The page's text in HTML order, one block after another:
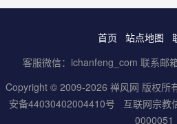
首页 站点地图
客服微信：ichanfeng_com 联系邮
Copyright © 2009-2026 禅风网 版权所
安备44030402004410号
互联网宗教
0000051